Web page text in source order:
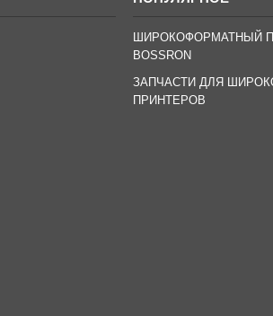
ШИРОКОФОРМАТНЫЙ
BOSSRON
ЗАПЧАСТИ ДЛЯ
ПРИНТЕРОВ